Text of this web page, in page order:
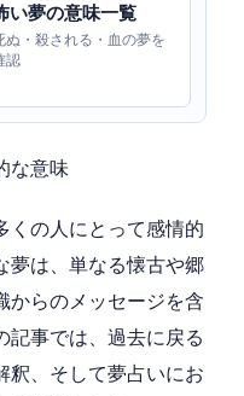
い夢の意味一覧
ぬ・殺される・血の夢を
認
な意味
くの人にとって感情的
夢は、単なる懐古や郷
からのメッセージを含
記事では、過去に戻る
釈、そして夢占いにお